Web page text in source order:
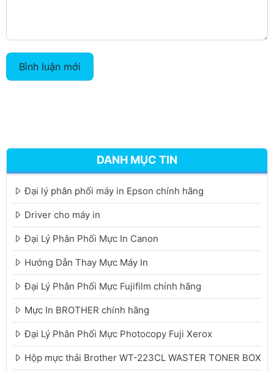
Bình luận mới
DANH MỤC TIN
Đại lý phân phối máy in Epson chính hãng
Driver cho máy in
Đại Lý Phân Phối Mực In Canon
Hướng Dẫn Thay Mực Máy In
Đại Lý Phân Phối Mực Fujifilm chính hãng
Mực In BROTHER chính hãng
Đại Lý Phân Phối Mực Photocopy Fuji Xerox
Hộp mực thải Brother WT-223CL WASTER TONER BOX